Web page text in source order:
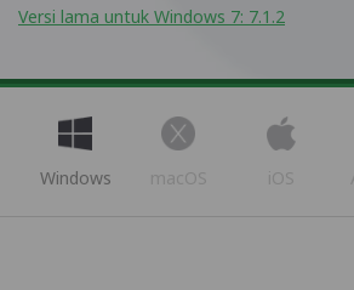
Versi lama untuk Windows 7: 7.1.2
Windows macOS iOS